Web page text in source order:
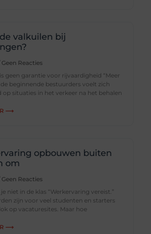
valkuilen bij
Geen Reacties
geen garantie voor rijvaardigheid “Meer
beginnende bestuurders voelt zich
op situaties in het verkeer na het behalen
⟶
opbouwen buiten
om
Geen Reacties
niet in de klas “Werkervaring vereist.”
zijn voor veel studenten en starters
op vacaturesites. Maar hoe
⟶